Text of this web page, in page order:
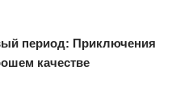
период: Приключения
качестве